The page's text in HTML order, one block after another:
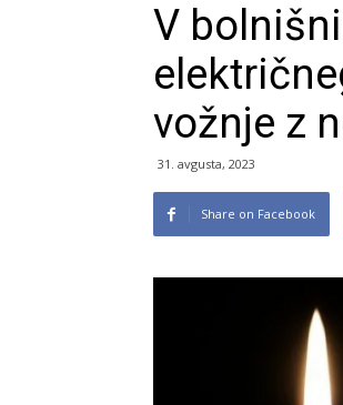
V
vožnje z
31. avgusta, 2023
Share on Facebook